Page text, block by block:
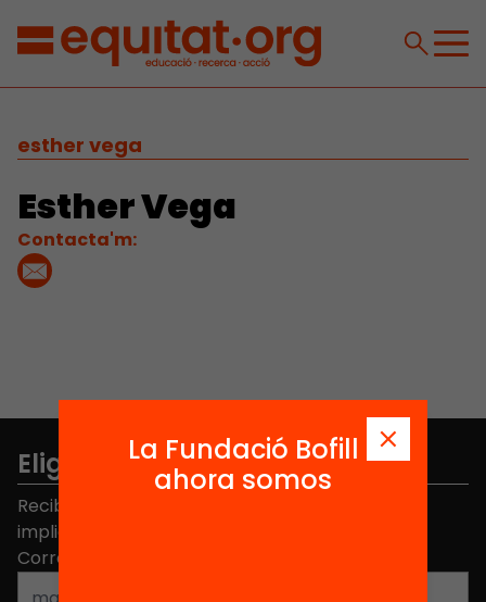
esther vega
Esther Vega
Contacta'm:
Elige equidad
Recibe contenidos, iniciativas y proyectos para
implicarte.
Correo electrónico
La Fundació Bofill
ahora somos